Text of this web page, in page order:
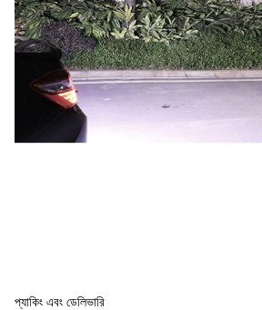
প্যাকিং এবং ডেলিভারি